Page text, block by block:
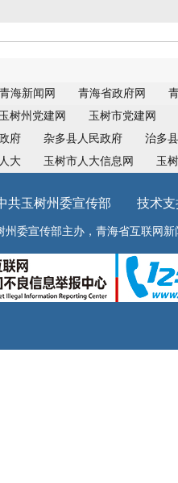
青海新闻网 青海省政府网
玉树州党建网
玉树市党建网
府 杂多县人民政府
治多
大 玉树市人大信息网 玉
共玉树州委宣传部 技术支
委宣传部主办，青海省互联网